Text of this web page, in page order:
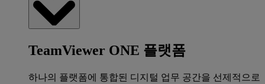
TeamViewer ONE 플랫폼
하나의 플랫폼에 통합된 디지털 업무 공간을 선제적으로